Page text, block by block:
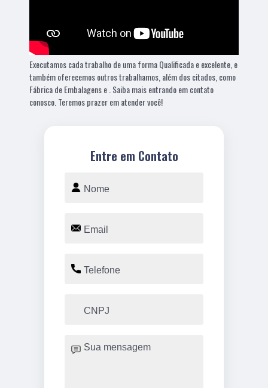
Executamos cada trabalho de uma forma Qualificada e excelente, e
também oferecemos outros trabalhamos, além dos citados, como
Fábrica de Embalagens e . Saiba mais entrando em contato
conosco. Teremos prazer em atender você!
Entre em Contato